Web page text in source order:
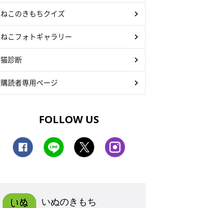
ねこのきもちクイズ
ねこフォトギャラリー
猫診断
購読者専用ページ
FOLLOW US
いぬのきもち